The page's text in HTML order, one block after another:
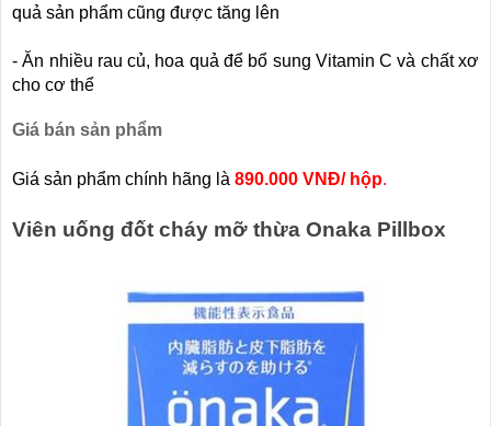
quả sản phẩm cũng được tăng lên
- Ăn nhiều rau củ, hoa quả để bổ sung Vitamin C và chất xơ
cho cơ thể
Giá bán sản phẩm
Giá sản phẩm chính hãng là 890.000 VNĐ/ hộp.
Viên uống đốt cháy mỡ thừa Onaka Pillbox